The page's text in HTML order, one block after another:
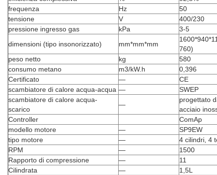
frequenza
Hz
50
tensione
V
400/230
pressione ingresso gas
kPa
3-5
dimensioni (tipo insonorizzato)
mm*mm*mm
760)
peso netto
kg
580
consumo metano
m3/kW.h
0,396
Certificato
—
CE
scambiatore di calore acqua-acqua —
SWEP
scambiatore di calore acqua-
scarico
—
progettato
acciaio
Controller
ComAp
modello motore
—
SP9EW
tipo motore
—
4 cilindri, 4
RPM
—
1500
Rapporto di compressione
—
11
Cilindrata
—
1,5L